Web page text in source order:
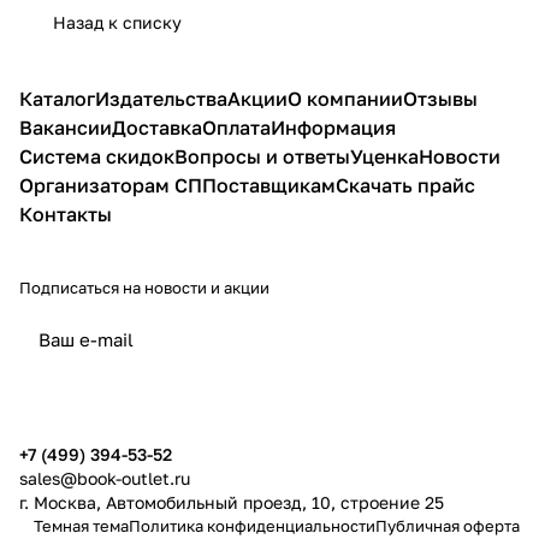
Назад к списку
КаталогИздательстваАкцииО компанииОтзывы
ВакансииДоставкаОплатаИнформация
Система скидокВопросы и ответыУценкаНовости
Организаторам СППоставщикамСкачать прайс
Контакты
Подписаться на новости и акции
+7 (499) 394-53-52
sales@book-outlet.ru
г. Москва, Автомобильный проезд, 10, строение 25
Темная темаПолитика конфиденциальностиПубличная оферта